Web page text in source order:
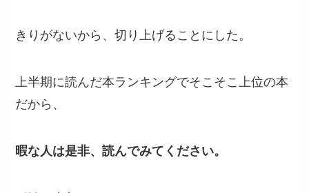
きりがないから、切り上げることにした。
上半期に読んだ本ランキングでそこそこ上位の本
だから、
暇な人は是非、読んでみてください。